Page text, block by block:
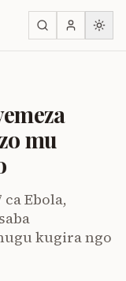
mu
Ebola,
kugira ngo